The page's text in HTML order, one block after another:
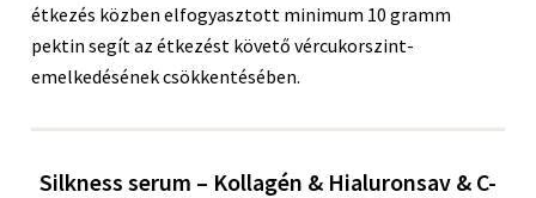
étkezés közben elfogyasztott minimum 10 gramm
pektin segít az étkezést követő vércukorszint-
emelkedésének csökkentésében.
Silkness serum – Kollagén & Hialuronsav & C-